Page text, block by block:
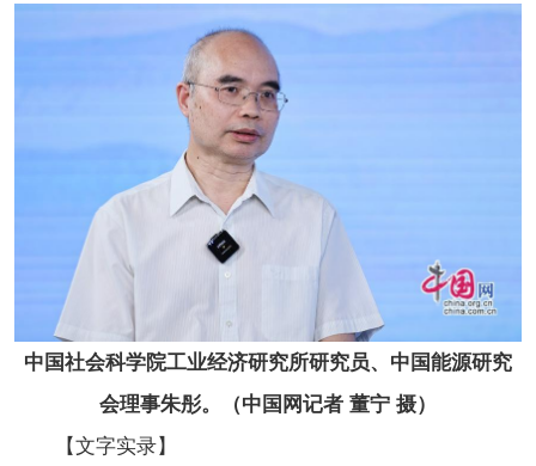
中国社会科学院工业经济研究所研究员、中国能源研究
会理事朱彤。（中国网记者 董宁 摄）
【文字实录】